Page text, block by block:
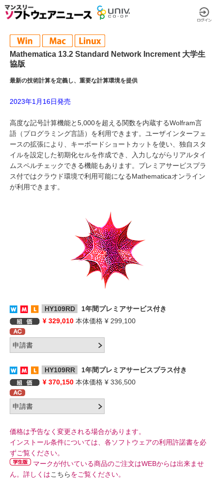
Mathematica 13.2 Standard Network Increment 大学生
協版
最新の技術計算を定義し、重要な計算環境を提供
2023年1月16日発売
高度な記号計算機能と5,000を超える関数を内蔵するWolfram言
語（プログラミング言語）を利用できます。ユーザインターフェ
ースの拡張により、キーボードショートカットを使い、独自スタ
イルを設定した初期化セルを作成でき、入力しながらリアルタイ
ムスペルチェックできる機能もあります。プレミアサービスプラ
ス付ではクラウド環境で利用可能になるMathematicaオンライン
が利用できます。
HY109RD
1年間プレミアサービス付き
¥ 329,010 本体価格 ¥ 299,100
HY109RR
1年間プレミアサービスプラス付き
¥ 370,150 本体価格 ¥ 336,500
価格は予告なく変更される場合があります。
インストール条件については、各ソフトウェアの利用許諾書を必
ずご覧ください。
マークが付いている商品のご注文はWEBからは出来ませ
ん。詳しくはこちらをご覧ください。